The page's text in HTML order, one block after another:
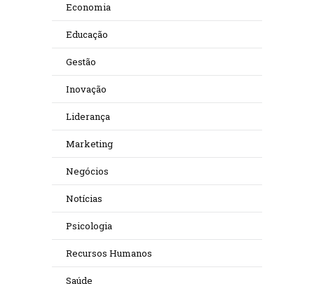
Economia
Educação
Gestão
Inovação
Liderança
Marketing
Negócios
Notícias
Psicologia
Recursos Humanos
Saúde